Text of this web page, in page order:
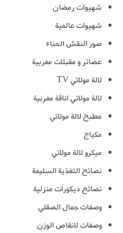
شهيوات رمضان
شهيوات عالمية
صور النقش الحناء
عصائر و مقبلات مغربية
لالة مولاتي TV
لالة مولاتي اناقة مغربية
مطبخ لالة مولاتي
مكياج
ميكرو لالة مولاتي
نصائح التغذية السليمة
نصائح ديكورات منزلية
وصفات جمال الصقلي
وصفات لانقاص الوزن